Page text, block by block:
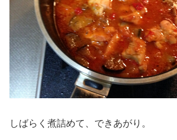
しばらく煮詰めて、できあがり。